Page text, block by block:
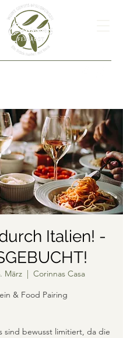
Italien! -
März
  |
Corinnas Casa
& Food Pairing
sind bewusst limitiert, da die